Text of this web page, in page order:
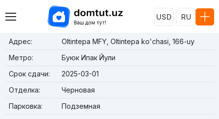
USD RU
Адрес:
Oltintepa MFY, Oltintepa ko'chasi, 166-uy
Метро:
Буюк Ипак Йули
Срок сдачи:
2025-03-01
Отделка:
Черновая
Парковка:
Подземная